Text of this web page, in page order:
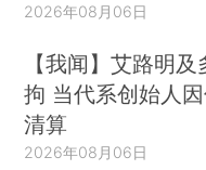
2026年08月06日
【我闻】艾路明
拘 当代系创始人
清算
2026年08月06日